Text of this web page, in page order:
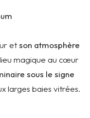
etson atmosphère
magique au cœur
sous le signe
larges baies vitrées.